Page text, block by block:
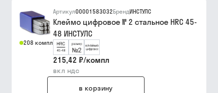
208 компл
Артикул00001583032БрендИНСТУЛС
Клеймо цифровое № 2 стальное HRC 45-
48 ИНСТУЛС
215,42 ₽/компл
вкл ндс
в корзину